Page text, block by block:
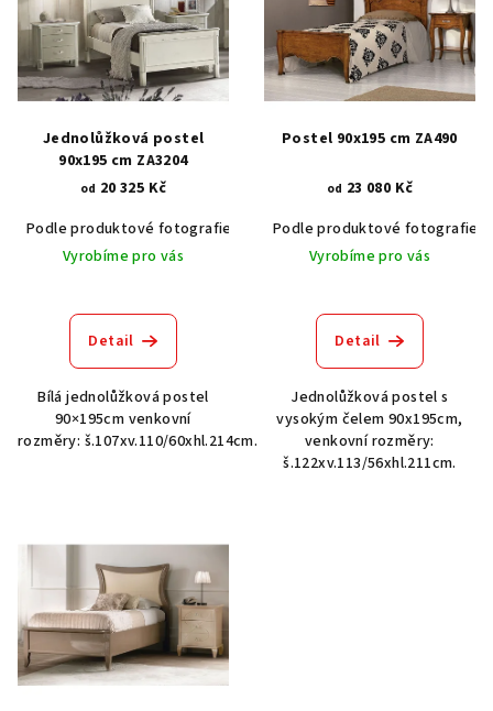
p
s
p
Jednolůžková postel
90x195 cm ZA3204
od 20 325 Kč
Podle produktové fotografie
Bílá Bílá s patinou BT9001-A6
Vyrobíme pro vás
Detail
Bílá jednolůžková postel
90×195cm venkovní
rozměry: š.107xv.110/60xhl.214cm.
Postel 90x195 cm ZA490
od 23 080 Kč
Podle produktové fotografie
Vyrobíme pro vás
Detail
Jednolůžková postel s
vysokým čelem 90x195cm,
venkovní rozměry:
š.122xv.113/56xhl.211cm.